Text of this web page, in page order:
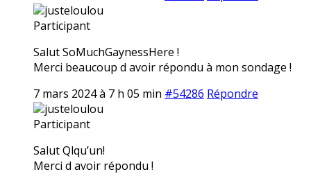
justeloulou
Participant
Salut SoMuchGaynessHere !
Merci beaucoup d avoir répondu à mon sondage !
7 mars 2024 à 7 h 05 min #54286 Répondre
justeloulou
Participant
Salut Qlqu’un!
Merci d avoir répondu !